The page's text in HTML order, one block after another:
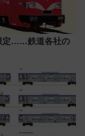
定……鉄道各社の